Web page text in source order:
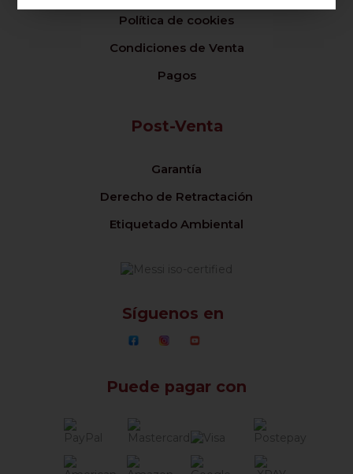
Política de cookies
Condiciones de Venta
Pagos
Post-Venta
Garantía
Derecho de Retractación
Etiquetado Ambiental
Síguenos en
Puede pagar con